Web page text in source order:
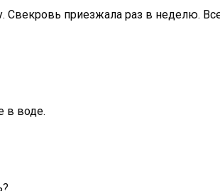
приезжала раз в неделю.
в воде.